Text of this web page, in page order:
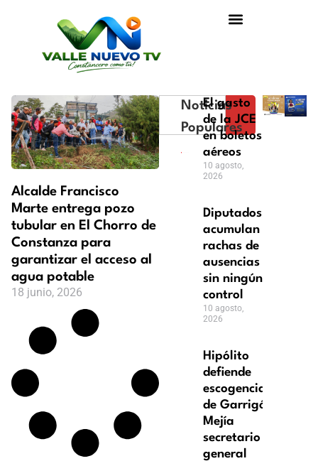
Alcalde Francisco
Marte entrega pozo
tubular en El Chorro de
Constanza para
garantizar el acceso al
agua potable
18 junio, 2026
Noticias
Populares
El gasto
de la JCE
en boletos
aéreos
10 agosto,
2026
Diputados
acumulan
rachas de
ausencias
sin ningún
control
10 agosto,
2026
Hipólito
defiende
escogencia
de Garrigó
Mejía
secretario
general